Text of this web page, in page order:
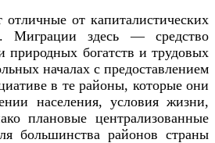
от капиталистических
Миграции здесь — средство
природных богатств и трудовых
началах с предоставлением
в те районы, которые они
населения, условия жизни,
плановые централизованные
большинства районов страны